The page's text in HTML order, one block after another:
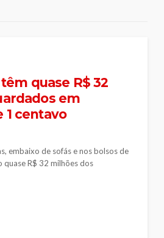
quase R$ 32
em
1 centavo
embaixo de sofás e nos bolsos de
quase R$ 32 milhões dos